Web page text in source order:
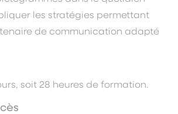
les stratégies permettant
de communication adapté
soit 28 heures de formation.